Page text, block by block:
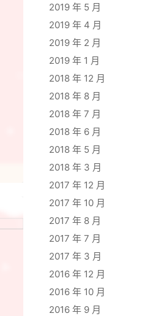
2019 年 5 月
2019 年 4 月
2019 年 2 月
2019 年 1 月
2018 年 12 月
2018 年 8 月
2018 年 7 月
2018 年 6 月
2018 年 5 月
2018 年 3 月
2017 年 12 月
2017 年 10 月
2017 年 8 月
2017 年 7 月
2017 年 3 月
2016 年 12 月
2016 年 10 月
2016 年 9 月